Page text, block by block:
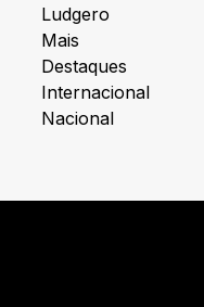
Ludgero
Mais
Destaques
Internacional
Nacional